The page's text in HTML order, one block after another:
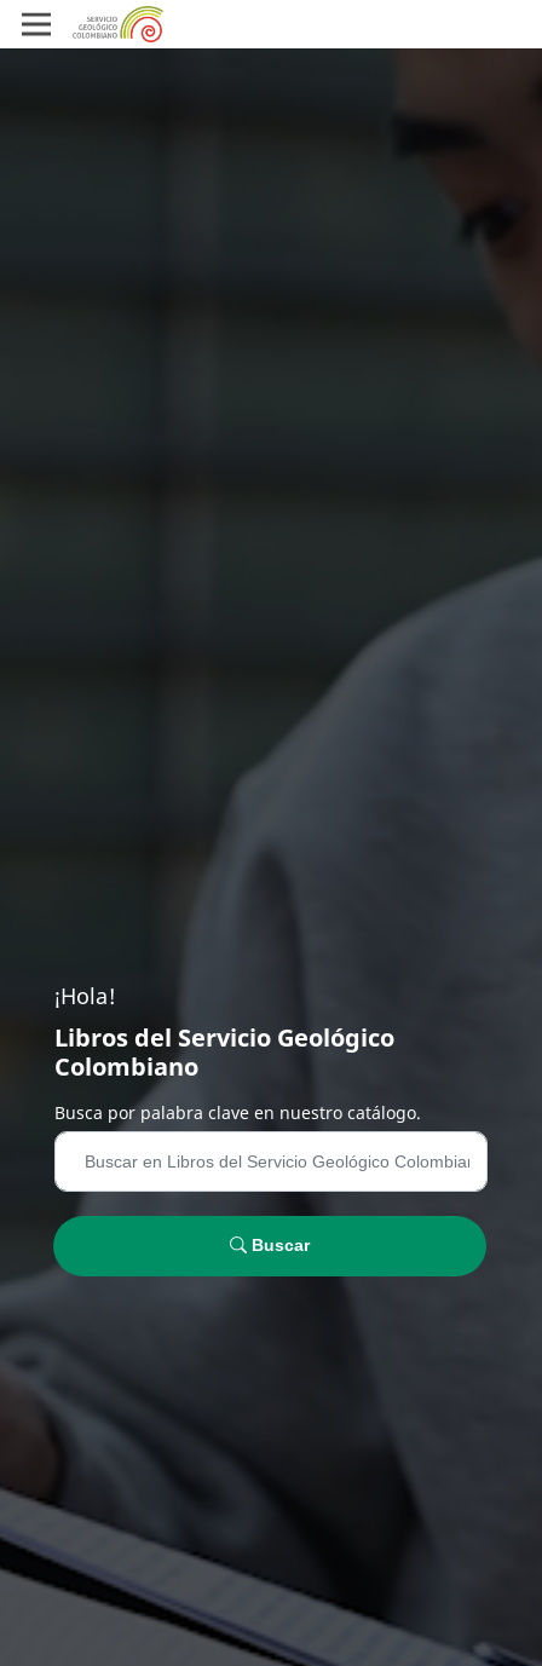
¡Hola!
Libros del Servicio Geológico
Colombiano
Busca por palabra clave en nuestro catálogo.
Buscar